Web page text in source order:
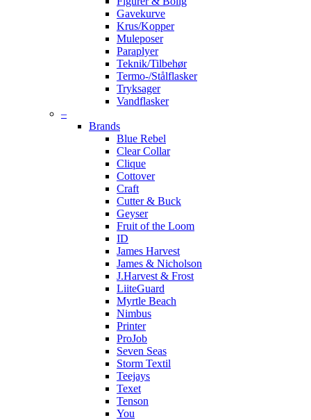
Gavekurve
Krus/Kopper
Muleposer
Paraplyer
Teknik/Tilbehør
Termo-/Stålflasker
Tryksager
Vandflasker
–
Brands
Blue Rebel
Clear Collar
Clique
Cottover
Craft
Cutter & Buck
Geyser
Fruit of the Loom
ID
James Harvest
James & Nicholson
J.Harvest & Frost
LiiteGuard
Myrtle Beach
Nimbus
Printer
ProJob
Seven Seas
Storm Textil
Teejays
Texet
Tenson
You